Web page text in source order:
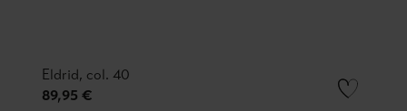
Eldrid, col. 40
89,95 €